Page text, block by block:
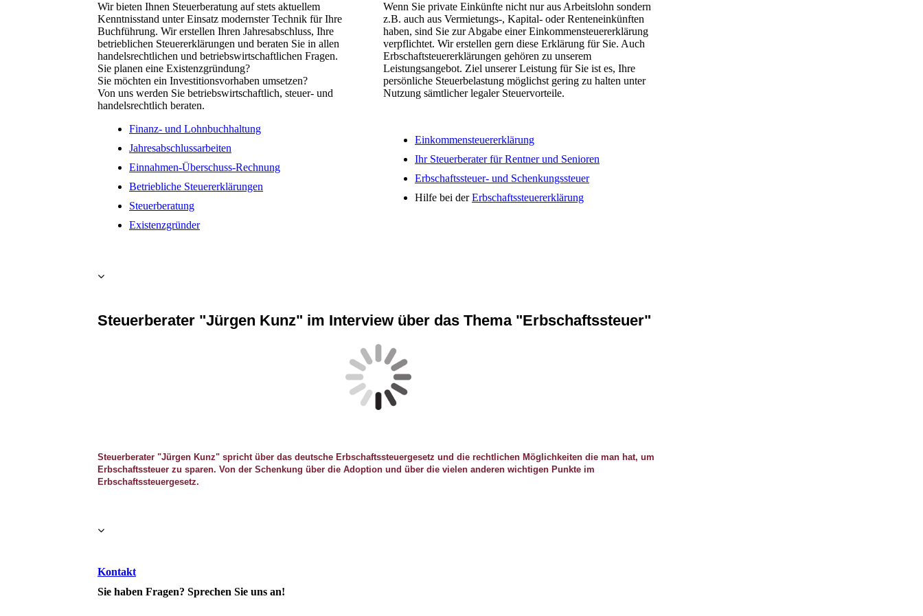
Wir bieten Ihnen Steuerberatung auf stets aktuellem
Kenntnisstand unter Einsatz modernster Technik für Ihre
Buchführung. Wir erstellen Ihren Jahresabschluss, Ihre
betrieblichen Steuererklärungen und beraten Sie in allen
handelsrechtlichen und betriebswirtschaftlichen Fragen.
Sie planen eine Existenzgründung?
Sie möchten ein Investitionsvorhaben umsetzen?
Von uns werden Sie betriebswirtschaftlich, steuer- und
handelsrechtlich beraten.
Finanz- und Lohnbuchhaltung
Jahresabschlussarbeiten
Einnahmen-Überschuss-Rechnung
Betriebliche Steuererklärungen
Steuerberatung
Existenzgründer
Wenn Sie private Einkünfte nicht nur aus Arbeitslohn sondern
z.B. auch aus Vermietungs-, Kapital- oder Renteneinkünften
haben, sind Sie zur Abgabe einer Einkommensteuererklärung
verpflichtet. Wir erstellen gern diese Erklärung für Sie. Auch
Erbschaftsteuererklärungen gehören zu unserem
Leistungsangebot. Ziel unserer Leistung für Sie ist es, Ihre
persönliche Steuerbelastung möglichst gering zu halten unter
Nutzung sämtlicher legaler Steuervorteile.
Einkommensteuererklärung
Ihr Steuerberater für Rentner und Senioren
Erbschaftssteuer- und Schenkungssteuer
Hilfe bei derErbschaftssteuererklärung
Steuerberater "Jürgen Kunz" im Interview über das Thema "Erbschaftssteuer"
Steuerberater "Jürgen Kunz" spricht über das deutsche Erbschaftssteuergesetz und die rechtlichen Möglichkeiten die man hat, um
Erbschaftssteuer zu sparen. Von der Schenkung über die Adoption und über die vielen anderen wichtigen Punkte im
Erbschaftssteuergesetz.
Kontakt
Sie haben Fragen? Sprechen Sie uns an!